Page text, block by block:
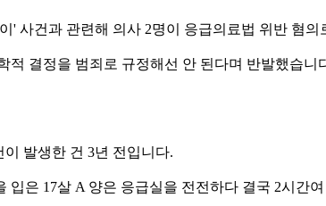
' 사건과 관련해 의사 2명이 응급의료법 위반 혐의
적 결정을 범죄로 규정해선 안 된다며 반발했습니
발생한 건 3년 전입니다.
입은 17살 A 양은 응급실을 전전하다 결국 2시간